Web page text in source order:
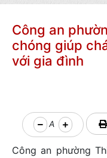
Công an
chóng giúp
với gia đình
A
Công an phường